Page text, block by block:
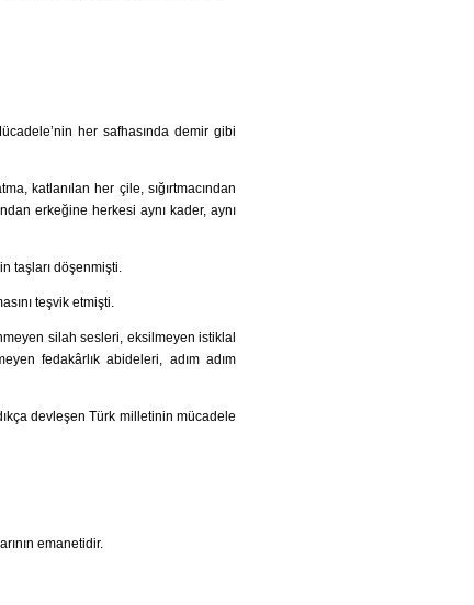
her safhasında demir gibi
katlanılan her çile, sığırtmacından
erkeğine herkesi aynı kader, aynı
taşları döşenmişti.
teşvik etmişti.
silah sesleri, eksilmeyen istiklal
fedakârlık abideleri, adım adım
devleşen Türk milletinin mücadele
emanetidir.